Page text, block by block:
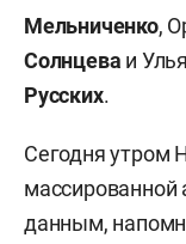
Мельниченко,
Солнцева и
Русских.
Сегодня утром
данным,